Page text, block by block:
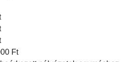
Ft